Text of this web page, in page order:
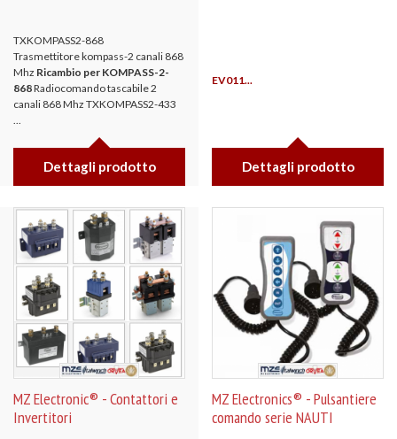
TXKOMPASS2-868
Trasmettitore kompass-2 canali 868
Mhz Ricambio per KOMPASS-2-
868Radiocomando tascabile 2
canali 868 Mhz TXKOMPASS2-433
...
Dettagli prodotto
EV011...
Dettagli prodotto
MZ Electronic® - Contattori e
Invertitori
MZ Electronics® - Pulsantiere
comando serie NAUTI